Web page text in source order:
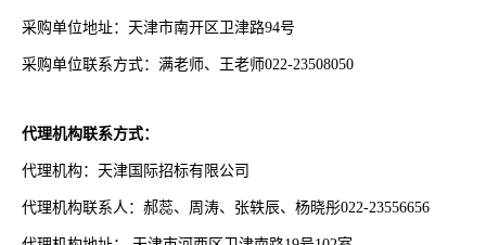
采购单位地址：天津市南开区卫津路94号
采购单位联系方式：满老师、王老师022-23508050
代理机构联系方式：
代理机构：天津国际招标有限公司
代理机构联系人：郝蕊、周涛、张轶辰、杨晓彤022-23556656